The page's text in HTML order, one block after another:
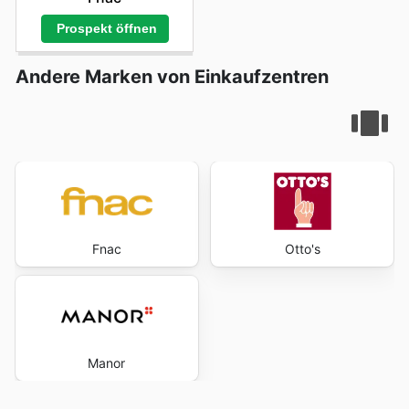
Prospekt öffnen
Andere Marken von Einkaufzentren
Fnac
Manor
Otto's